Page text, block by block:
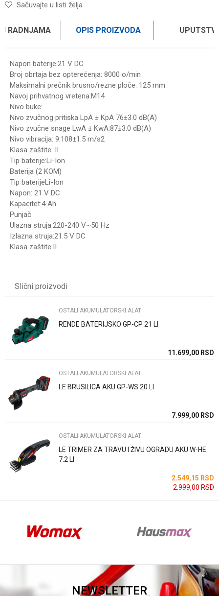
Sačuvajte u listi želja
RADNJAMA OPIS PROIZVODA
Napon baterije:21 V DC
Broj obrtaja bez opterećenja: 8000 o/min
Maksimalni prečnik brusno/rezne ploče: 125 mm
Navoj prihvatnog vretena:M14
Nivo buke:
Nivo zvučnog pritiska LpA ± KpA 76±3.0 dB(A)
Nivo zvučne snage LwA ± KwA:87±3.0 dB(A)
Nivo vibracija: 9.108±1.5 m/s2
Klasa zaštite: II
Tip baterije:Li-Ion
Baterija (2 KOM)
Tip baterijeLi-Ion
Napon: 21 V DC
Kapacitet:4 Ah
Punjač
Ulazna struja:220-240 V~50 Hz
Izlazna struja:21.5 V DC
Klasa zaštite:II
Poruka
Anti-spam zaštita - izračunajte koliko je 9 - 4 :
POŠALJI
Slični proizvodi
OSTALI AKUMULATORSKI ALAT
RENDE BATERIJSKO GP-CP 21 LI
11.699,00 RSD
OSTALI AKUMULATORSKI ALAT
LE BRUSILICA AKU GP-WS 20 LI
7.999,00 RSD
OSTALI AKUMULATORSKI ALAT
LE TRIMER ZA TRAVU I ŽIVU OGRADU AKU W-HE
7.2 LI
2.549,15 RSD
2.999,00RSD
NEWSLETTER